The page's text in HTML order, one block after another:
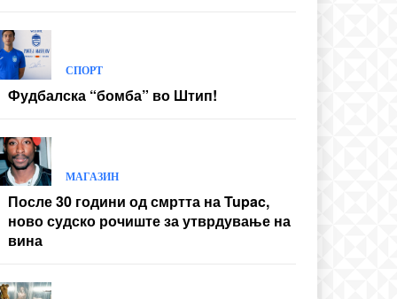
СПОРТ
Фудбалска “бомба” во Штип!
МАГАЗИН
После 30 години од смртта на Tupac,
ново судско рочиште за утврдување на
вина